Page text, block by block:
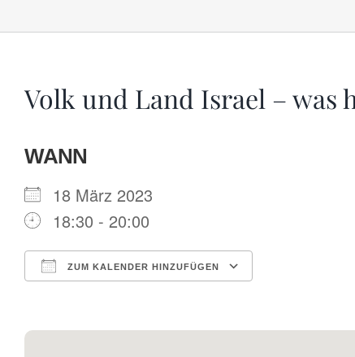
Volk und Land Israel – was
WANN
18 März 2023
18:30 - 20:00
ZUM KALENDER HINZUFÜGEN